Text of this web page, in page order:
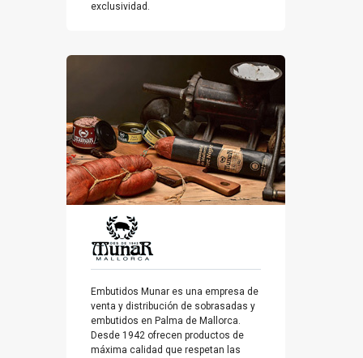
exclusividad.
Embutidos Munar es una empresa de
venta y distribución de sobrasadas y
embutidos en Palma de Mallorca.
Desde 1942 ofrecen productos de
máxima calidad que respetan las